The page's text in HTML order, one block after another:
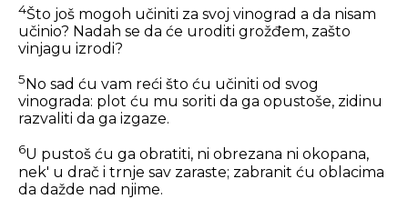
4Što još mogoh učiniti za svoj vinograd a da nisam
učinio? Nadah se da će uroditi grožđem, zašto
vinjagu izrodi?
5 No sad ću vam reći što ću učiniti od svog
vinograda: plot ću mu soriti da ga opustoše, zidinu
razvaliti da ga izgaze.
6U pustoš ću ga obratiti, ni obrezana ni okopana,
nek' u drač i trnje sav zaraste; zabranit ću oblacima
da dažde nad njime.